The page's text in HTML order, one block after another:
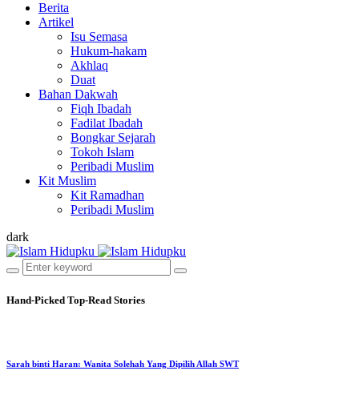
Berita
Artikel
Isu Semasa
Hukum-hakam
Akhlaq
Duat
Bahan Dakwah
Fiqh Ibadah
Fadilat Ibadah
Bongkar Sejarah
Tokoh Islam
Peribadi Muslim
Kit Muslim
Kit Ramadhan
Peribadi Muslim
dark
Hand-Picked Top-Read Stories
Sarah binti Haran: Wanita Solehah Yang Dipilih Allah SWT